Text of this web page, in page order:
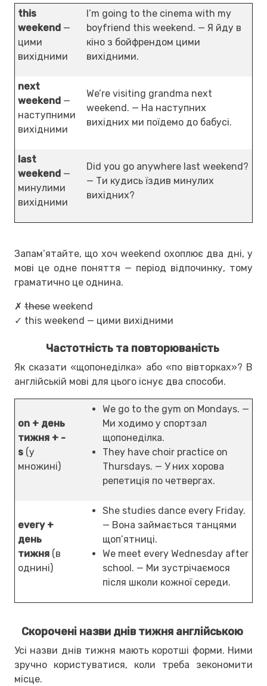
this
weekend —
цими
вихідними
I’m going to the cinema with my
boyfriend this weekend. — Я йду в
кіно з бойфрендом цими
вихідними.
next
weekend —
наступними
вихідними
We’re visiting grandma next
weekend. — На наступних
вихідних ми поїдемо до бабусі.
last
weekend —
минулими
вихідними
Did you go anywhere last weekend?
— Ти кудись їздив минулих
вихідних?
Запам’ятайте, що хоч weekend охоплює два дні, у
мові це одне поняття — період відпочинку, тому
граматично це однина.
✗ these weekend
✓ this weekend — цими вихідними
Частотність та повторюваність
Як сказати «щопонеділка» або «по вівторках»? В
англійській мові для цього існує два способи.
on + день
тижня + -
s (у
множині)
We go to the gym on Mondays. —
Ми ходимо у спортзал
щопонеділка.
They have choir practice on
Thursdays. — У них хорова
репетиція по четвергах.
every +
день
тижня (в
однині)
She studies dance every Friday.
— Вона займається танцями
щоп’ятниці.
We meet every Wednesday after
school. — Ми зустрічаємося
після школи кожної середи.
Скорочені назви днів тижня англійською
Усі назви днів тижня мають коротші форми. Ними
зручно користуватися, коли треба зекономити
місце.